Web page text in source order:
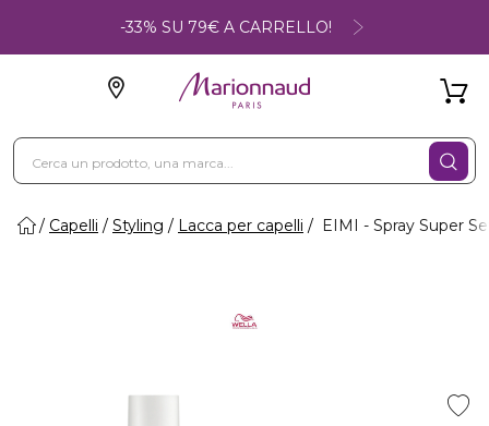
-33% SU 79€ A CARRELLO!
Capelli Styling Lacca per capelli EIMI - Spray Super